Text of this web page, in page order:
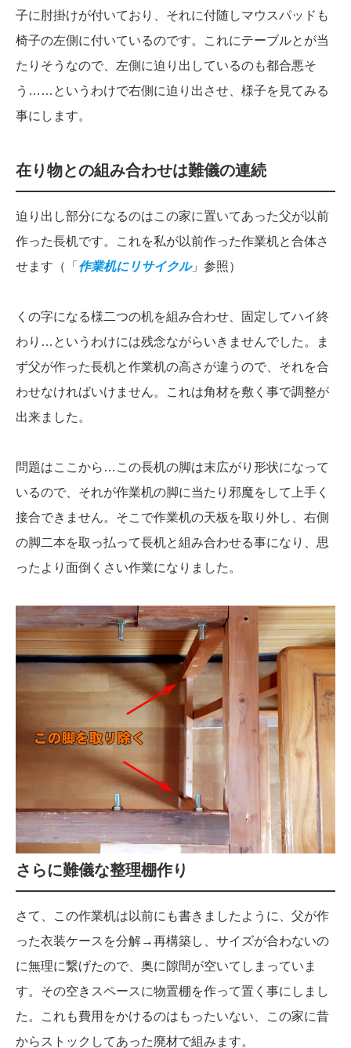
子に肘掛けが付いており、それに付随しマウスパッドも
椅子の左側に付いているのです。これにテーブルとが当
たりそうなので、左側に迫り出しているのも都合悪そ
う……というわけで右側に迫り出させ、様子を見てみる
事にします。
在り物との組み合わせは難儀の連続
迫り出し部分になるのはこの家に置いてあった父が以前
作った長机です。これを私が以前作った作業机と合体さ
せます（「 作業机にリサイクル」参照）
くの字になる様二つの机を組み合わせ、固定してハイ終
わり…というわけには残念ながらいきませんでした。ま
ず父が作った長机と作業机の高さが違うので、それを合
わせなければいけません。これは角材を敷く事で調整が
出来ました。
問題はここから…この長机の脚は末広がり形状になって
いるので、それが作業机の脚に当たり邪魔をして上手く
接合できません。そこで作業机の天板を取り外し、右側
の脚二本を取っ払って長机と組み合わせる事になり、思
ったより面倒くさい作業になりました。
さらに難儀な整理棚作り
さて、この作業机は以前にも書きましたように、父が作
った衣装ケースを分解→再構築し、サイズが合わないの
に無理に繋げたので、奥に隙間が空いてしまっていま
す。その空きスペースに物置棚を作って置く事にしまし
た。これも費用をかけるのはもったいない、この家に昔
からストックしてあった廃材で組みます。